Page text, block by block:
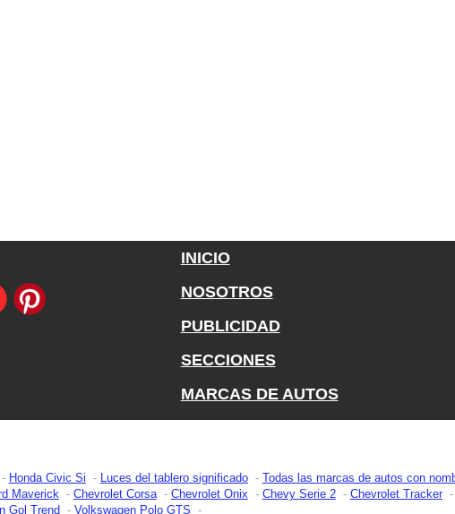
INICIO
NOSOTROS
PUBLICIDAD
SECCIONES
MARCAS DE AUTOS
Honda Civic Si Luces del tablero significado Todas las marcas de autos con
Maverick Chevrolet Corsa Chevrolet Onix Chevy Serie 2 Chevrolet Tracker
Gol Trend Volkswagen Polo GTS